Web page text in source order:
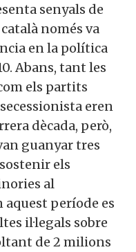
senyals de
només va
en la política
Abans, tant les
els partits
eren
dècada, però,
guanyar tres
els
al
període es
il·legals sobre
de 2 milions